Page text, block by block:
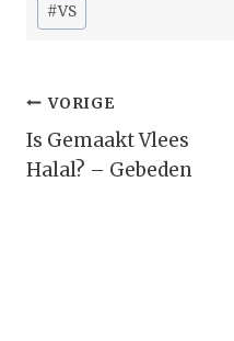
#VS
Bericht
Navigatie
VORIGE
Is Gemaakt Vlees
Halal? – Gebeden